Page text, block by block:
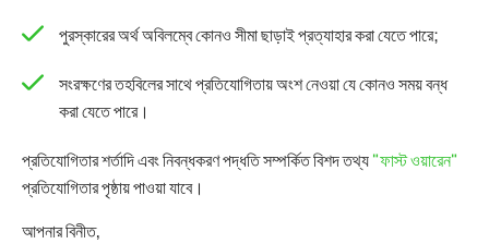
পুরস্কারের অর্থ অবিলম্বে কোনও সীমা ছাড়াই প্রত্যাহার করা যেতে পারে;
সংরক্ষণের তহবিলের সাথে প্রতিযোগিতায় অংশ নেওয়া যে কোনও সময় বন্ধ
করা যেতে পারে।
প্রতিযোগিতার শর্তাদি এবং নিবন্ধকরণ পদ্ধতি সম্পর্কিত বিশদ তথ্য"ফাস্ট ওয়ারেন"
প্রতিযোগিতার পৃষ্ঠায় পাওয়া যাবে।
আপনার বিনীত,